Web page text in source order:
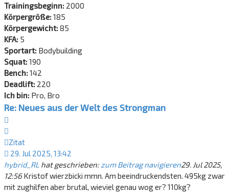
Trainingsbeginn: 2000
Körpergröße:185
Körpergewicht:85
KFA: 5
Sportart: Bodybuilding
Squat:190
Bench:142
Deadlift: 220
Ich bin: Pro, Bro
Re: Neues aus der Welt des Strongman
Zitat
29. Jul 2025, 13:42
hybrid_RL hat geschrieben: zum Beitrag navigieren29. Jul 2025,
12:56Kristof wierzbicki mmn. Am beeindruckendsten. 495kg zwar
mit zughilfen aber brutal, wieviel genau wog er? 110kg?